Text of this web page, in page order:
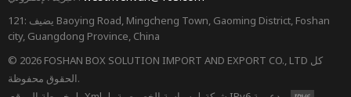
يضيف :121 Baoying Road, Mingcheng Town, Gaoming District, Foshan
city, Guangdong Province, China
© 2026 FOSHAN BOX SOLUTION IMPORT AND EXPORT CO., LTD كل
الحقوق محفوظة.